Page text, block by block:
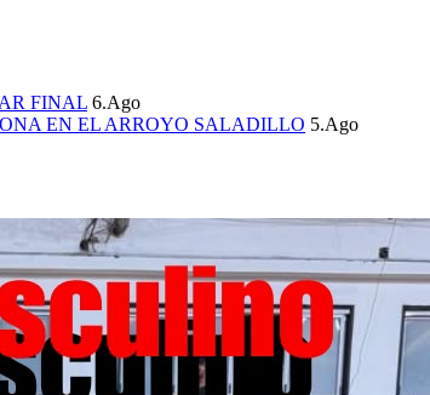
FINAL 6.Ago
EN EL ARROYO SALADILLO 5.Ago